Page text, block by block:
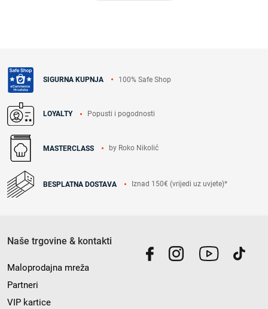
SIGURNA KUPNJA 100% Safe Shop
LOYALTY Popusti i pogodnosti
MASTERCLASS by Roko Nikolić
BESPLATNA DOSTAVA Iznad 150€ (vrijedi uz uvjete)*
Naše trgovine & kontakti
Maloprodajna mreža
Partneri
VIP kartice